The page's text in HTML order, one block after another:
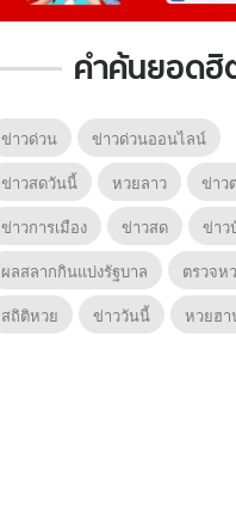
คำค้นยอดฮิ
ข่าวด่วน
ข่าวด่วนออนไลน์
ข่าวสดวันนี้
หวยลาว
ข่าว
ข่าวการเมือง
ข่าวสด
ข่าว
ผลสลากกินแบ่งรัฐบาล
ตรวจห
สถิติหวย
ข่าววันนี้ หวยฮา